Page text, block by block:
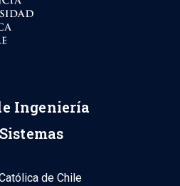
Ingeniería
de Chile